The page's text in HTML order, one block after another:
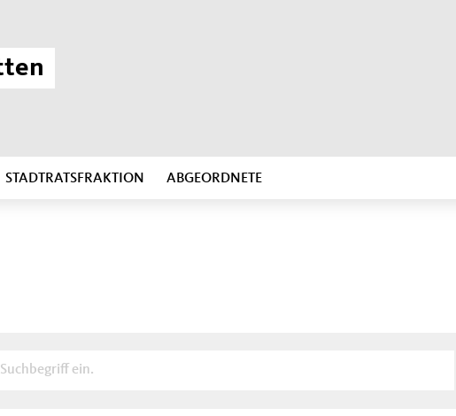
STADTRATSFRAKTION ABGEORDNETE